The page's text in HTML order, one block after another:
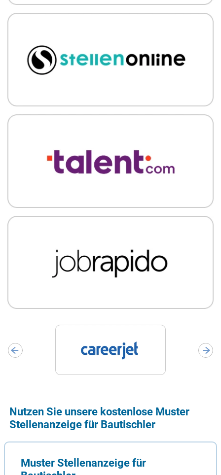
Nutzen Sie unsere kostenlose Muster
Stellenanzeige für Bautischler
Muster Stellenanzeige für